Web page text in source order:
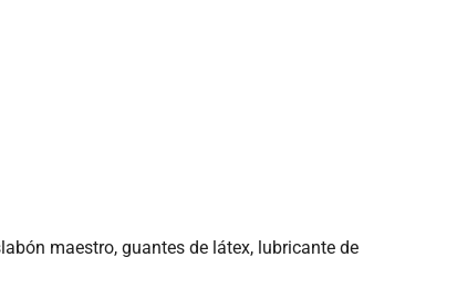
maestro, guantes de látex, lubricante de